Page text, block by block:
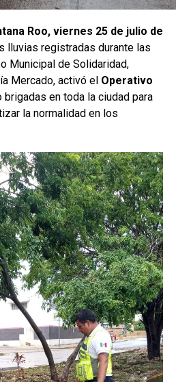
Roo, viernes 25 de julio de
lluvias registradas durante las
Municipal de Solidaridad,
Mercado, activó el Operativo
brigadas en toda la ciudad para
la normalidad en los